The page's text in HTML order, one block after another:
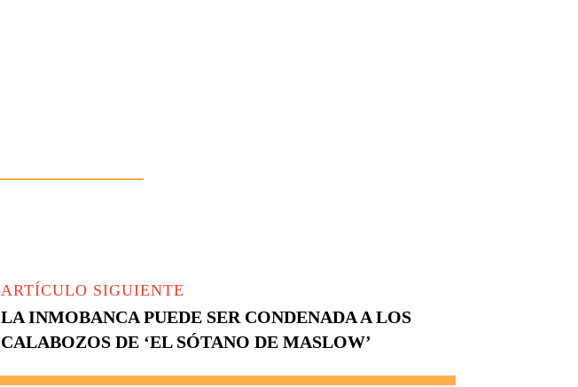
ARTÍCULO SIGUIENTE
LA INMOBANCA PUEDE SER CONDENADA A LOS
CALABOZOS DE ‘EL SÓTANO DE MASLOW’